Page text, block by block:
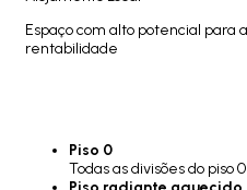
Espaço com alto potencial para
rentabilidade
Piso 0
Todas as divisões do piso